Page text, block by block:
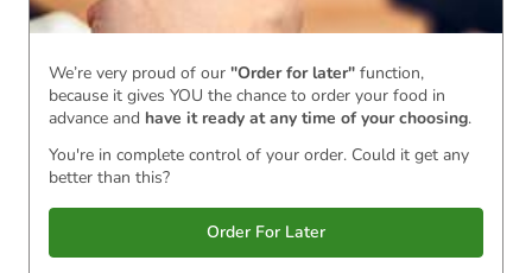
We’re very proud of our "Order for later" function,
because it gives YOU the chance to order your food in
advance and have it ready at any time of your choosing.
You're in complete control of your order. Could it get any
better than this?
Order For Later